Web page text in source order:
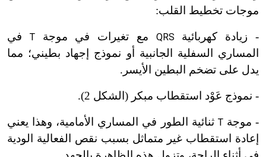
موجات تخطيط القلب:
- زيادة كهربائية QRS مع تغيرات في موجةT في
المساري السفلية الجانبية أو نموذج إجهاد بطيني؛ مما
يدل على تضخم البطين الأيسر.
- نموذج عَوْد استقطاب مبكر (الشكل 2).
- موجةT ثنائية الطور في المساري الأمامية، وهذا يعني
إعادة استقطاب غير متماثل بسبب نقص الفعالية الودية